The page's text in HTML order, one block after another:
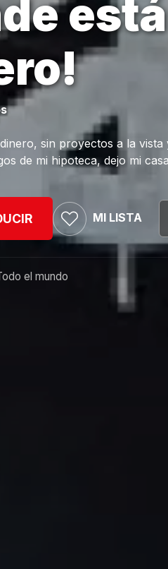
está
sin proyectos a la vista
de mi hipoteca, dejo mi
MI LISTA
el mundo